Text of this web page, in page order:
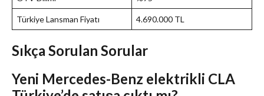
Türkiye Lansman Fiyatı 4.690.000 TL
Sıkça Sorulan Sorular
Yeni Mercedes-Benz elektrikli CLA